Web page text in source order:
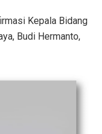
Kepala Bidang
Budi Hermanto,